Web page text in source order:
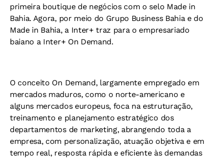
primeira boutique de negócios com o selo Made in
Bahia. Agora, por meio do Grupo Business Bahia e do
Made in Bahia, a Inter+ traz para o empresariado
baiano a Inter+ On Demand.
O conceito On Demand, largamente empregado em
mercados maduros, como o norte-americano e
alguns mercados europeus, foca na estruturação,
treinamento e planejamento estratégico dos
departamentos de marketing, abrangendo toda a
empresa, com personalização, atuação objetiva e em
tempo real, resposta rápida e eficiente às demandas